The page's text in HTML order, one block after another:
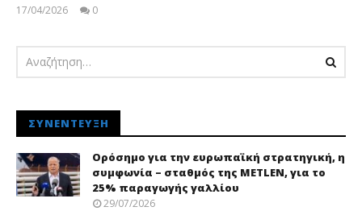
17/04/2026
0
ΣΥΝΈΝΤΕΥΞΗ
Ορόσημο για την ευρωπαϊκή στρατηγική, η
συμφωνία – σταθμός της METLEN, για το
25% παραγωγής γαλλίου
29/07/2026